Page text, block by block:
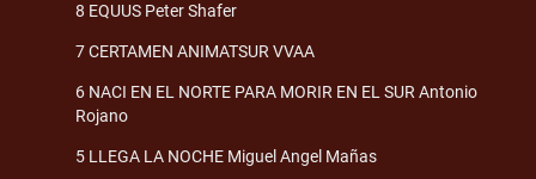
8 EQUUS Peter Shafer
7 CERTAMEN ANIMATSUR VVAA
6 NACI EN EL NORTE PARA MORIR EN EL SUR Antonio
Rojano
5 LLEGA LA NOCHE Miguel Angel Mañas